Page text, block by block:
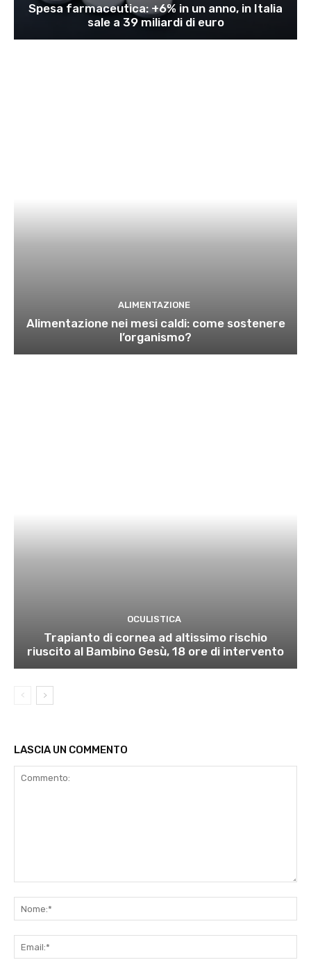
Spesa farmaceutica: +6% in un anno, in Italia
sale a 39 miliardi di euro
ALIMENTAZIONE
Alimentazione nei mesi caldi: come sostenere
l’organismo?
OCULISTICA
Trapianto di cornea ad altissimo rischio
riuscito al Bambino Gesù, 18 ore di intervento
LASCIA UN COMMENTO